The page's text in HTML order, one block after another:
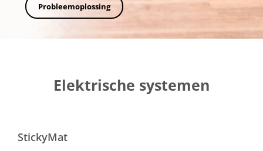
Probleemoplossing
Elektrische systemen
StickyMat